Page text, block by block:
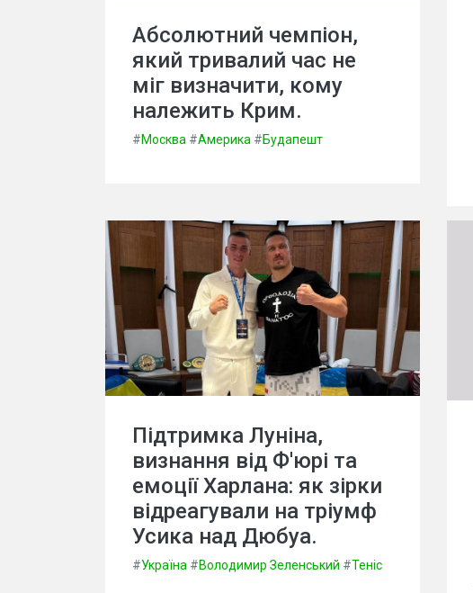
Абсолютний чемпіон,
який тривалий час не
міг визначити, кому
належить Крим.
#Москва #Америка #Будапешт
Підтримка Луніна,
визнання від Ф'юрі та
емоції Харлана: як зірки
відреагували на тріумф
Усика над Дюбуа.
#Україна #Володимир Зеленський #Теніс